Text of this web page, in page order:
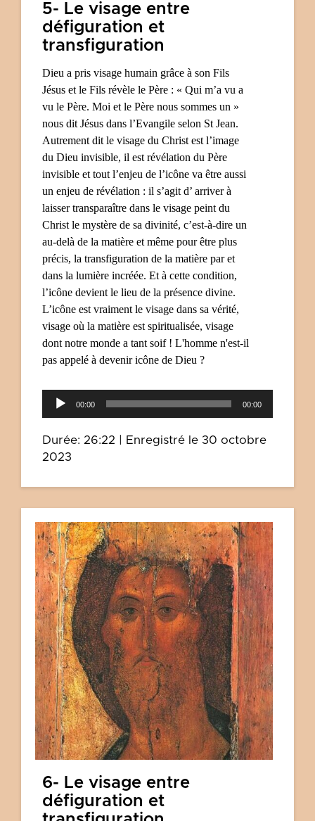
5- Le visage entre
défiguration et
transfiguration
Dieu a pris visage humain grâce à son Fils
Jésus et le Fils révèle le Père : « Qui m’a vu a
vu le Père. Moi et le Père nous sommes un »
nous dit Jésus dans l’Evangile selon St Jean.
Autrement dit le visage du Christ est l’image
du Dieu invisible, il est révélation du Père
invisible et tout l’enjeu de l’icône va être aussi
un enjeu de révélation : il s’agit d’ arriver à
laisser transparaître dans le visage peint du
Christ le mystère de sa divinité, c’est-à-dire un
au-delà de la matière et même pour être plus
précis, la transfiguration de la matière par et
dans la lumière incréée. Et à cette condition,
l’icône devient le lieu de la présence divine.
L’icône est vraiment le visage dans sa vérité,
visage où la matière est spiritualisée, visage
dont notre monde a tant soif ! L'homme n'est-il
pas appelé à devenir icône de Dieu ?
00:00 00:00
Durée: 26:22
Enregistré le 30 octobre
2023
6- Le visage entre
défiguration et